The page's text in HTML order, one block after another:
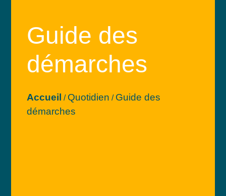
Guide des
démarches
Accueil / Quotidien / Guide des
démarches